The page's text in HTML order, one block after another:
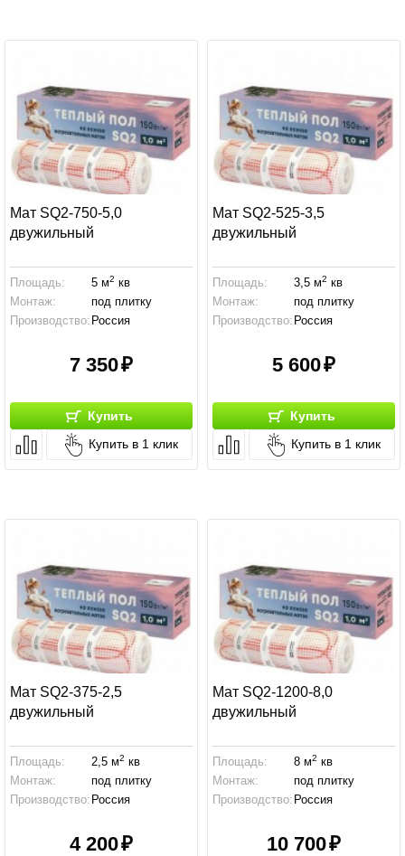
Мат SQ2-750-5,0
двужильный
Площадь: 5 м2 кв
Монтаж:
под плитку
Производство: Россия
7 350
Купить
Купить в 1 клик
Мат SQ2-525-3,5
двужильный
Площадь: 3,5 м2 кв
Монтаж:
под плитку
Производство: Россия
5 600
Купить
Купить в 1 клик
Мат SQ2-375-2,5
двужильный
Площадь: 2,5 м2 кв
Монтаж:
под плитку
Производство: Россия
4 200
Мат SQ2-1200-8,0
двужильный
Площадь: 8 м2 кв
Монтаж:
под плитку
Производство: Россия
10 700